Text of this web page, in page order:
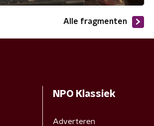
Alle fragmenten
NPO Klassiek
Adverteren